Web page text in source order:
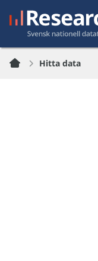
Hitta data